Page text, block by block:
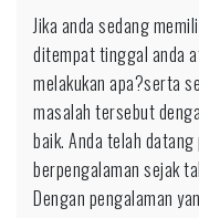
Jika anda sedang
ditempat tinggal anda
melakukan apa?serta
masalah tersebut
baik. Anda telah
berpengalaman sejak
Dengan pengalaman